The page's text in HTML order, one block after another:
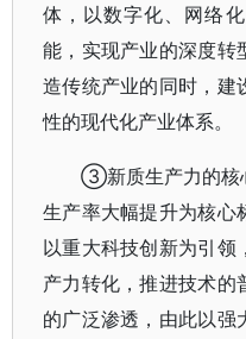
体，以数字化、网络
能，实现产业的深度转
造传统产业的同时，建
性的现代化产业体系。
③新质生产力的核
生产率大幅提升为核心
以重大科技创新为引领
产力转化，推进技术的
的广泛渗透，由此以强